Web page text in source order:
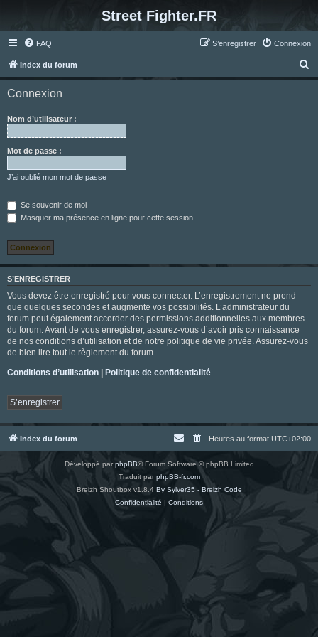
Street Fighter.FR
FAQ Connexion
S’enregistrer
Index du forum
e
Connexion
Nom d’utilisateur :
Mot de passe :
J’ai oublié mon mot de passe
Se souvenir de moi
Masquer ma présence en ligne pour cette session
S’ENREGISTRER
Vous devez être enregistré pour vous connecter. L’enregistrement ne prend
que quelques secondes et augmente vos possibilités. L’administrateur du
forum peut également accorder des permissions additionnelles aux membres
du forum. Avant de vous enregistrer, assurez-vous d’avoir pris connaissance
de nos conditions d’utilisation et de notre politique de vie privée. Assurez-vous
de bien lire tout le règlement du forum.
Conditions d’utilisation | Politique de confidentialité
S’enregistrer
Index du forum Heures au format UTC+02:00
Développé parphpBB® Forum Software © phpBB Limited
Traduit parphpBB-fr.com
Breizh Shoutbox v1.8.4 By Sylver35 - Breizh Code
Confidentialité | Conditions